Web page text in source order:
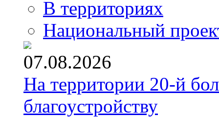
В территориях
Национальный
07.08.2026
На территории 20-й
благоустройству